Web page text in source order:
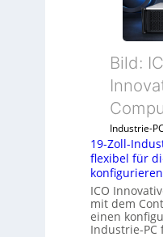
Bild:
Industrie-PC
19-Zoll-
flexibel für
konfigurieren
ICO
mit dem
einen
Industrie-PC